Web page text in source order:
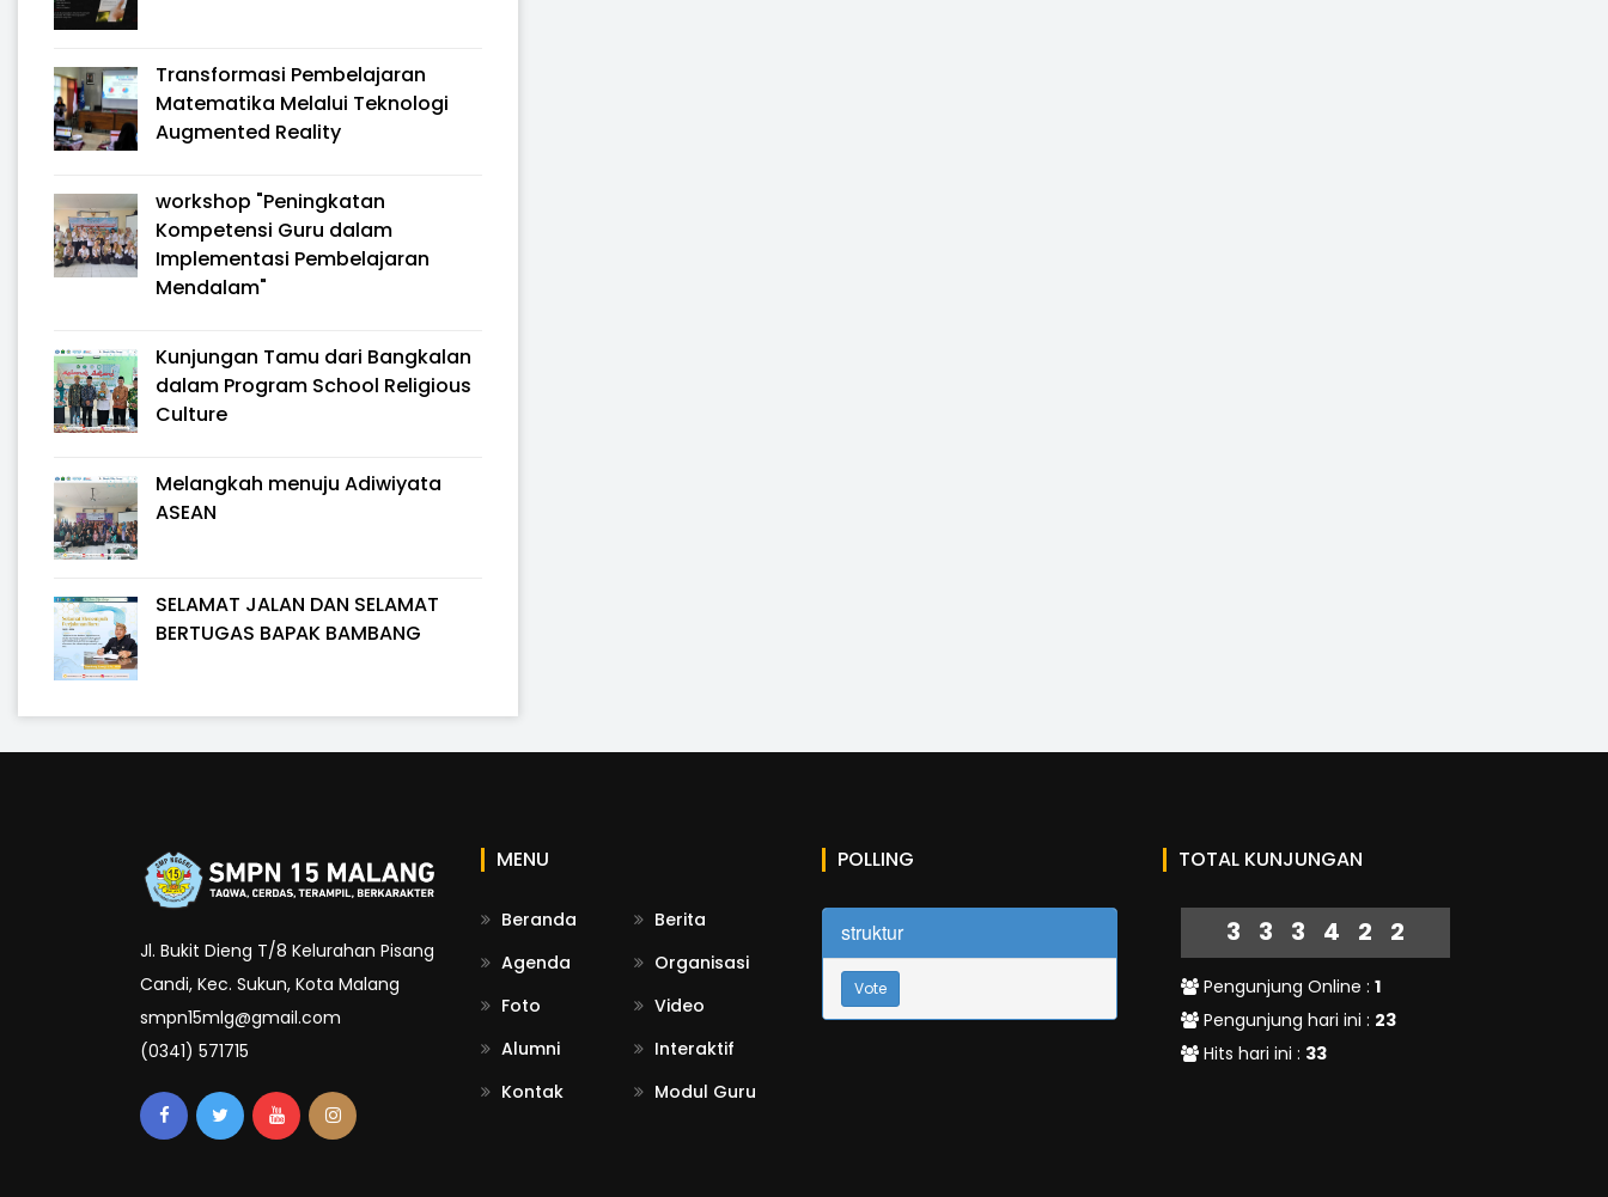
Transformasi Pembelajaran
Matematika Melalui Teknologi
Augmented Reality
workshop "Peningkatan
Kompetensi Guru dalam
Implementasi Pembelajaran
Mendalam"
Kunjungan Tamu dari Bangkalan
dalam Program School Religious
Culture
Melangkah menuju Adiwiyata
ASEAN
SELAMAT JALAN DAN SELAMAT
BERTUGAS BAPAK BAMBANG
Jl. Bukit Dieng T/8 Kelurahan Pisang
Candi, Kec. Sukun, Kota Malang
smpn15mlg@gmail.com
(0341) 571715
MENU
Beranda
Berita
Agenda
Organisasi
Foto
Video
Alumni
Interaktif
Kontak
Modul Guru
POLLING
struktur
Vote
TOTAL KUNJUNGAN
333422
Pengunjung Online : 1
Pengunjung hari ini : 23
Hits hari ini : 33